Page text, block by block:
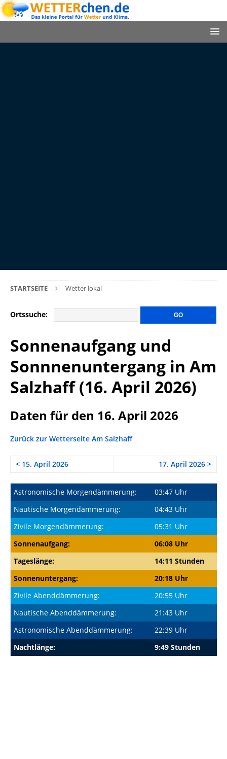
STARTSEITE Wetter lokal
Ortssuche:
Sonnenaufgang und
Sonnnenuntergang in Am
Salzhaff (16. April 2026)
Daten für den 16. April 2026
Zurück zur Wetterseite Am Salzhaff
< 15. April 2026 17. April 2026 >
Astronomische Morgendämmerung:
03:47 Uhr
Nautische Morgendämmerung:
04:43 Uhr
Zivile Morgendämmerung:
05:31 Uhr
Sonnenaufgang:
06:08 Uhr
Tageslänge:
14:11 Stunden
Sonnenuntergang:
20:18 Uhr
Zivile Abenddämmerung:
20:55 Uhr
Nautische Abenddämmerung:
21:43 Uhr
Astronomische Abenddämmerung:
22:39 Uhr
Nachtlänge:
9:49 Stunden